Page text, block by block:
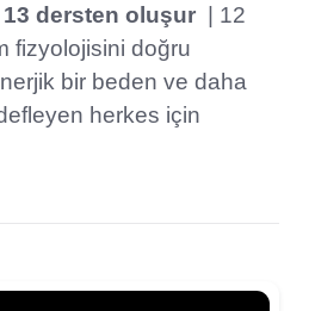
dersten oluşur | 12
fizyolojisini doğru
bir beden ve daha
herkes için